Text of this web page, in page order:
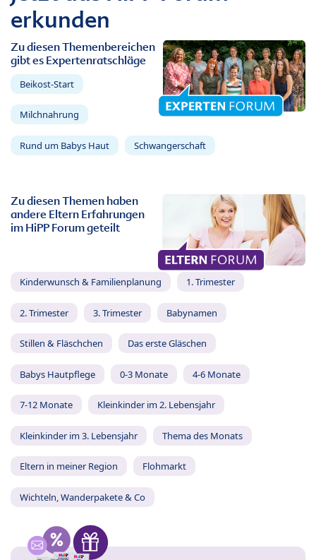
erkunden
Zu diesen Themenbereichen
gibt es Expertenratschläge
Beikost-Start
Milchnahrung
Rund um Babys Haut Schwangerschaft
Zu diesen Themen haben
andere Eltern Erfahrungen
im HiPP Forum geteilt
Kinderwunsch & Familienplanung 1. Trimester
2. Trimester 3. Trimester Babynamen
Stillen & Fläschchen Das erste Gläschen
Babys Hautpflege 0-3 Monate 4-6 Monate
7-12 Monate Kleinkinder im 2. Lebensjahr
Kleinkinder im 3. Lebensjahr Thema des Monats
Eltern in meiner Region Flohmarkt
Wichteln, Wanderpakete & Co